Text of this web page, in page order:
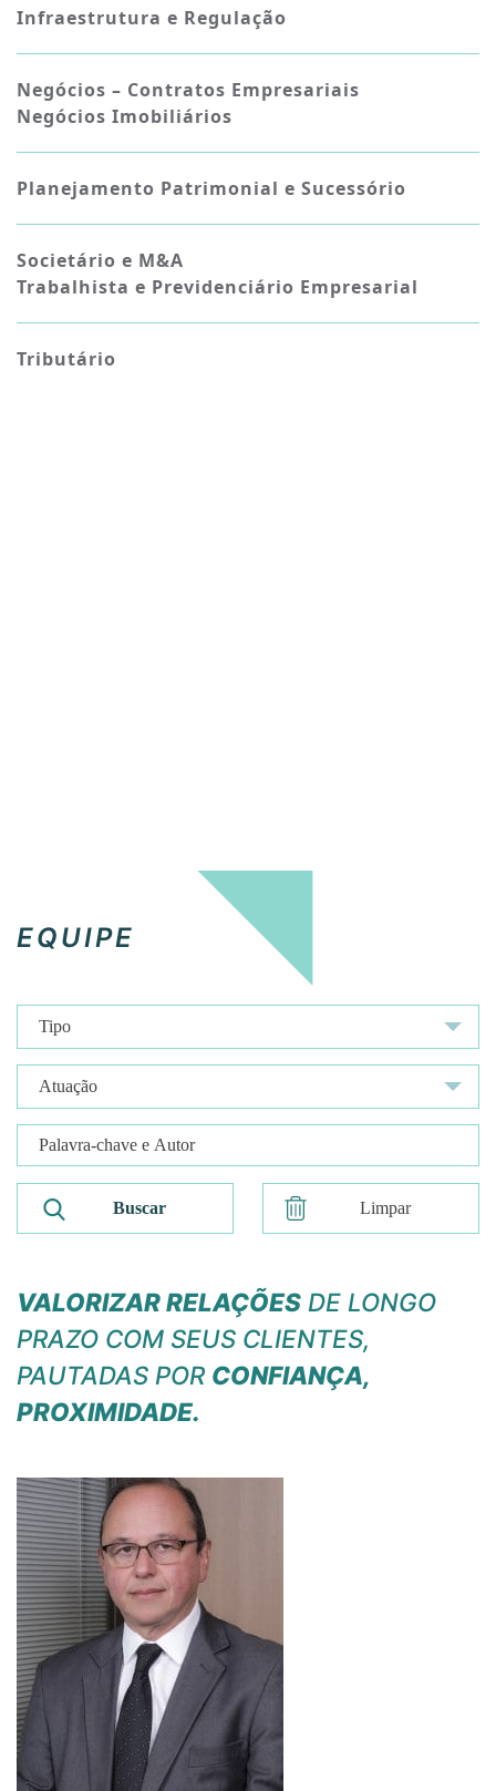
Infraestrutura e Regulação
Negócios – Contratos Empresariais
Negócios Imobiliários
Planejamento Patrimonial e Sucessório
Societário e M&A
Trabalhista e Previdenciário Empresarial
Tributário
EQUIPE
Limpar
VALORIZAR RELAÇÕES DE LONGO
PRAZO COM SEUS CLIENTES,
PAUTADAS POR CONFIANÇA,
PROXIMIDADE.